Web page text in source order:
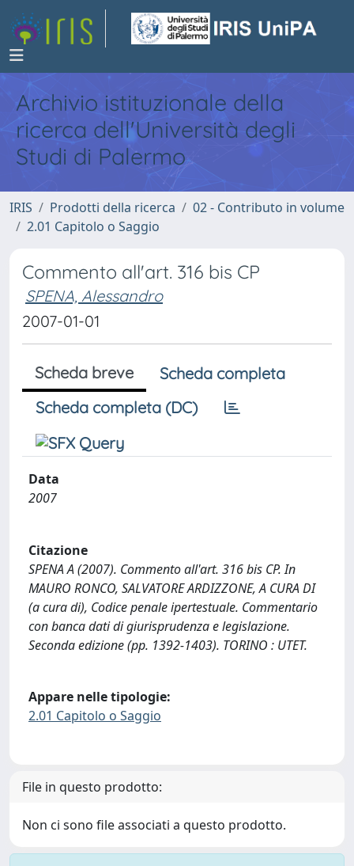
Archivio istituzionale della
ricerca dell'Università degli
Studi di Palermo
IRIS Prodotti della ricerca
02 - Contributo in volume
2.01 Capitolo o Saggio
Commento all'art. 316 bis CP
SPENA, Alessandro
2007-01-01
Scheda breve
Scheda completa
Scheda completa (DC)
Data
2007
Citazione
SPENA A (2007). Commento all'art. 316 bis CP. In
MAURO RONCO, SALVATORE ARDIZZONE, A CURA DI
(a cura di), Codice penale ipertestuale. Commentario
con banca dati di giurisprudenza e legislazione.
Seconda edizione (pp. 1392-1403). TORINO : UTET.
Appare nelle tipologie:
2.01 Capitolo o Saggio
File in questo prodotto:
Non ci sono file associati a questo prodotto.